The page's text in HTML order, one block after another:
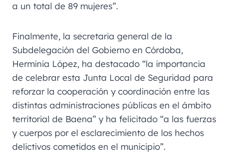
a un total de 89 mujeres”.
Finalmente, la secretaria general de la
Subdelegación del Gobierno en Córdoba,
Herminia López, ha destacado “la importancia
de celebrar esta Junta Local de Seguridad para
reforzar la cooperación y coordinación entre las
distintas administraciones públicas en el ámbito
territorial de Baena” y ha felicitado “a las fuerzas
y cuerpos por el esclarecimiento de los hechos
delictivos cometidos en el municipio”.